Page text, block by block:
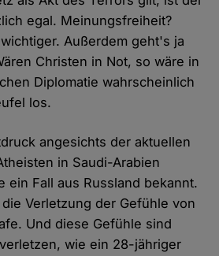
egal. Meinungsfreiheit?
Außerdem geht's ja
Christen in Not, so wäre in
Diplomatie wahrscheinlich
los.
angesichts der aktuellen
in Saudi-Arabien
ein Fall aus Russland bekannt.
Verletzung der Gefühle von
Und diese Gefühle sind
wie ein 28-jähriger